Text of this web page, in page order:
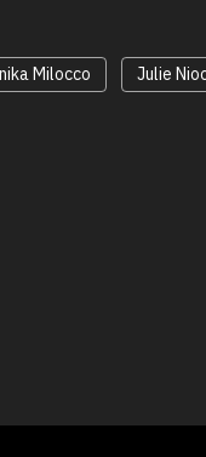
Milocco Julie